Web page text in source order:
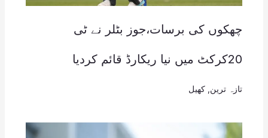
چھکوں کی برسات،جوز بٹلر نے ٹی
20کرکٹ میں نیا ریکارڈ قائم کردیا
تازہ ترین کھیل